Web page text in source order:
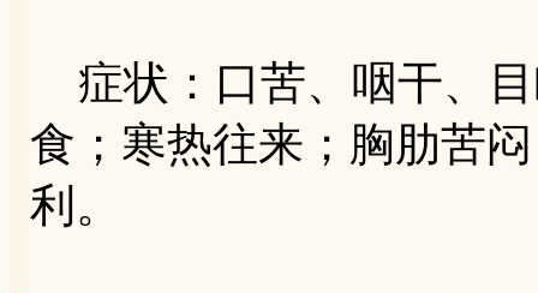
症状：口苦、咽干、
食；寒热往来；胸肋苦
利。